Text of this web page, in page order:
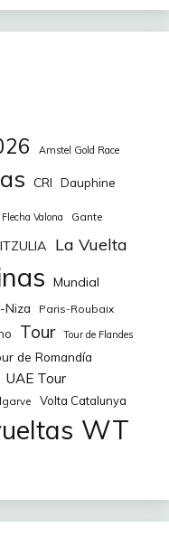
28
Amstel Gold Race
CRI Dauphine
Flecha Valona Gante
ITZULIA La Vuelta
Mundial
Niza Paris-Roubaix
Tour Tour de Flandes
de Romandía
UAE Tour
Volta Catalunya
WT